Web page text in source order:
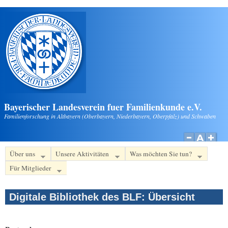
Direkt zum Inhalt
Bayerischer Landesverein fuer Familienkunde e.V.
Familienforschung in Altbayern (Oberbayern, Niederbayern, Oberpfalz) und Schwaben
Über uns Unsere Aktivitäten
Was möchten Sie tun?
Für Mitglieder
Digitale Bibliothek des BLF: Übersicht